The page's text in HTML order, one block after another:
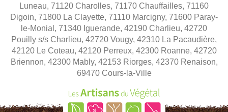
Luneau, 71120 Charolles, 71170 Chauffailles, 71160
Digoin, 71800 La Clayette, 71110 Marcigny, 71600 Paray-
le-Monial, 71340 Iguerande, 42190 Charlieu, 42720
Pouilly s/s Charlieu, 42720 Vougy, 42310 La Pacaudière,
42120 Le Coteau, 42120 Perreux, 42300 Roanne, 42720
Briennon, 42300 Mably, 42153 Riorges, 42370 Renaison,
69470 Cours-la-Ville